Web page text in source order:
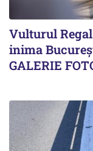
Vulturul
inima
GALERIE